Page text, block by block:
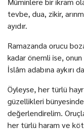
tevbe, dua, zikir,
ayıdır.
Ramazanda orucu
kadar önemli ise, onun
İslâm adabına aykırı
Öyleyse, her türlü
güzellikleri bünyesinde
değerlendirelim.
her türlü haram ve